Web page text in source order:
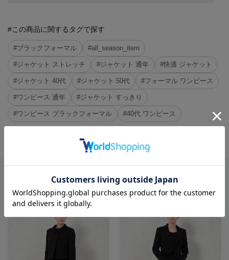
#この商品に関するタグで探す
#ブラックフォーマル #all_season_item
#ジャケット ストレッチ #ジャケット 通年 #快適 ジャケット
#ジャケット 40代 #ジャケット 50代 #フォーマル ワンピース
#ワンピース 通年 #ジャケット すっきり
#ワンピース ブラックフォーマル #40代 ワンピース
RECOMMEND